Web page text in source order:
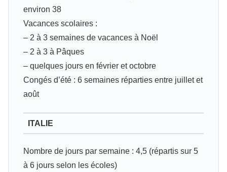
environ 38
Vacances scolaires :
– 2 à 3 semaines de vacances à Noël
– 2 à 3 à Pâques
– quelques jours en février et octobre
Congés d’été : 6 semaines réparties entre juillet et
août
ITALIE
Nombre de jours par semaine : 4,5 (répartis sur 5
à 6 jours selon les écoles)